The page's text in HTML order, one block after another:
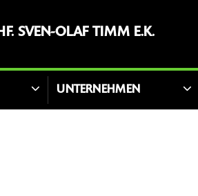
SVEN-OLAF TIMM E.K.
UNTERNEHMEN